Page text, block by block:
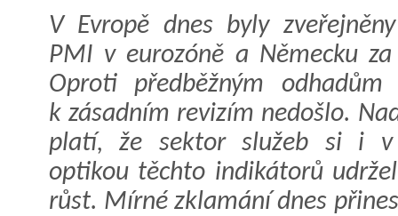
V Evropě dnes byly
PMI v eurozóně a Německu
Oproti předběžným
k zásadním revizím nedošlo.
platí, že sektor služeb si i v
optikou těchto indikátorů
růst. Mírné zklamání dnes